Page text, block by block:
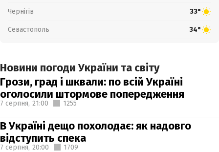
Чернігів 33°
Севастополь 34°
Новини погоди України та світу
Грози, град і шквали: по всій Україні
оголосили штормове попередження
7 серпня, 21:00 1255
В Україні дещо похолодає: як надовго
відступить спека
7 серпня, 20:00 1709